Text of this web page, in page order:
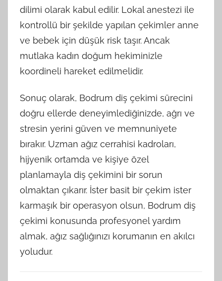
dilimi olarak kabul edilir. Lokal anestezi ile
kontrollü bir şekilde yapılan çekimler anne
ve bebek için düşük risk taşır. Ancak
mutlaka kadın doğum hekiminizle
koordineli hareket edilmelidir.
Sonuç olarak, Bodrum diş çekimi sürecini
doğru ellerde deneyimlediğinizde, ağrı ve
stresin yerini güven ve memnuniyete
bırakır. Uzman ağız cerrahisi kadroları,
hijyenik ortamda ve kişiye özel
planlamayla diş çekimini bir sorun
olmaktan çıkarır. İster basit bir çekim ister
karmaşık bir operasyon olsun, Bodrum diş
çekimi konusunda profesyonel yardım
almak, ağız sağlığınızı korumanın en akılcı
yoludur.